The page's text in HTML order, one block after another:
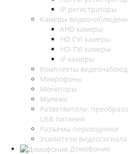
IP регистраторы
Камеры
AHD камеры
HD CVI камеры
HD-TVI камеры
IP камеры
Комплекты
Микрофоны
Мониторы
Муляжи
Разветвители,
USB питания
Разъемы переходники
Усилители
Домофония